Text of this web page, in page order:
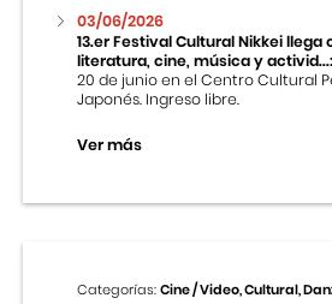
03/06/2026
13.er Festival Cultural Nikkei llega
literatura, cine, música y activid...:
20 de junio en el Centro Cultural
Japonés. Ingreso libre.
Ver más
Categorías:Cine / Video, Cultural,